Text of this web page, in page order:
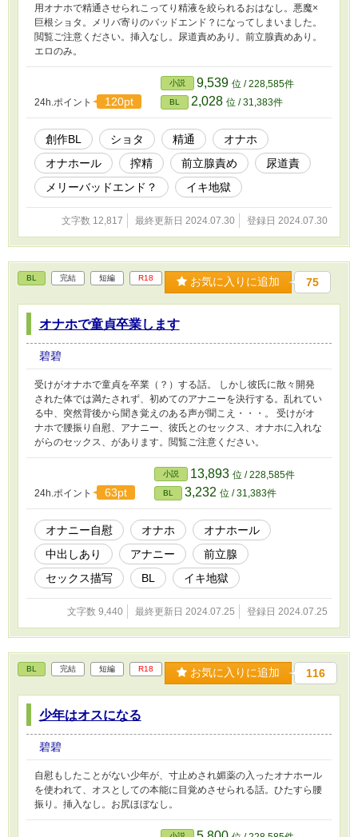
用オナホで精通させられこってり精液を絞られるおはなし。悪魔×
巨根ショタ。メリバ寄りのバッドエンド？になってしまいました。
閲覧ご注意ください。挿入なし。尿道責めあり。前立腺責めあり。
エロのみ。
24h.ポイント 120pt
小説 9,539 位 / 228,585件
BL 2,028 位 / 31,383件
創作BL ショタ 精通
オナホ
オナホール
搾精 前立腺責め
尿道責
メリーバッドエンド？
イキ地獄
文字数 12,817 最終更新日 2024.07.30 登録日 2024.07.30
BL 完結 短編 R18 お気に入りに追加 75
オナホで童貞卒業します
碧碧
受けがオナホで童貞を卒業（？）する話。 しかし彼氏に散々開発
された体では満たされず、初めてのアナニーを決行する。乱れてい
る中、突然背後から聞き覚えのある声が聞こえ・・・。 受けがオ
ナホで腰振り自慰、アナニー、彼氏とのセックス、オナホに入れな
がらのセックス、があります。閲覧ご注意ください。
24h.ポイント 63pt
小説 13,893 位 / 228,585件
BL 3,232 位 / 31,383件
オナニー自慰 オナホ
オナホール
中出しあり
アナニー
前立腺
セックス描写
BL イキ地獄
文字数 9,440 最終更新日 2024.07.25 登録日 2024.07.25
BL 完結 短編 R18 お気に入りに追加 116
少年はオスになる
碧碧
自慰もしたことがない少年が、寸止めされ媚薬の入ったオナホール
を使われて、オスとしての本能に目覚めさせられる話。ひたすら腰
振り。挿入なし。お尻ほぼなし。